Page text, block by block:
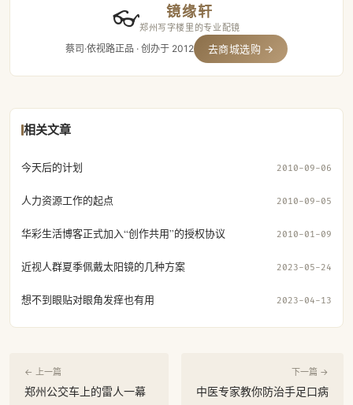
👓 镜缘轩
郑州写字楼里的专业配镜
蔡司·依视路正品 · 创办于 2012 去商城选购 →
相关文章
今天后的计划 2010-09-06
人力资源工作的起点 2010-09-05
华彩生活博客正式加入“创作共用”的授权协议 2010-01-09
近视人群夏季佩戴太阳镜的几种方案 2023-05-24
想不到眼贴对眼角发痒也有用 2023-04-13
← 上一篇
郑州公交车上的雷人一幕
下一篇 →
中医专家教你防治手足口病